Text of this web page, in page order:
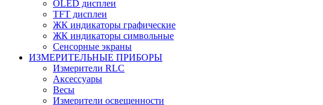
OLED дисплеи
TFT дисплеи
ЖК индикаторы графические
ЖК индикаторы символьные
Сенсорные экраны
ИЗМЕРИТЕЛЬНЫЕ ПРИБОРЫ
Измерители RLC
Аксессуары
Весы
Измерители освещенности